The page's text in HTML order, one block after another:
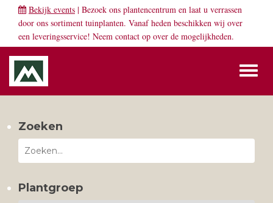
Bekijk events | Bezoek ons plantencentrum en laat u verrassen
door ons sortiment tuinplanten. Vanaf heden beschikken wij over
een leveringsservice! Neem contact op over de mogelijkheden.
Zoeken
Plantgroep